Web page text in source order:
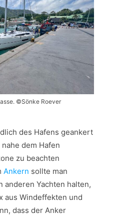
©Sönke Roever
des Hafens geankert
dem Hafen
zu beachten
Ankern sollte man
anderen Yachten halten,
aus Windeffekten und
dass der Anker